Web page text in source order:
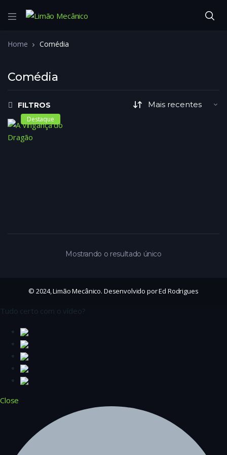
Home Comédia
Comédia
FILTROS
Destaque
Mostrando o resultado único
© 2024, Limão Mecânico. Desenvolvido por Ed Rodrigues
Tudo certo com o vídeo?
Close